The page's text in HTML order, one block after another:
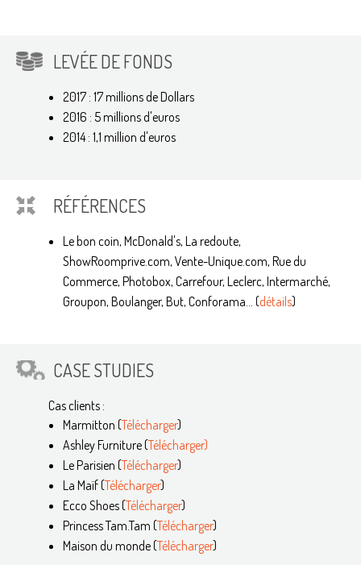
LEVÉE DE FONDS
2017 : 17 millions de Dollars
2016 : 5 millions d'euros
2014 : 1,1 million d'euros
RÉFÉRENCES
Le bon coin, McDonald's, La redoute,
ShowRoomprive.com, Vente-Unique.com, Rue du
Commerce, Photobox, Carrefour, Leclerc, Intermarché,
Groupon, Boulanger, But, Conforama... (détails)
CASE STUDIES
Cas clients :
Marmitton (Télécharger)
Ashley Furniture (Télécharger)
Le Parisien (Télécharger)
La Maïf (Télécharger)
Ecco Shoes (Télécharger)
Princess Tam.Tam (Télécharger)
Maison du monde (Télécharger)